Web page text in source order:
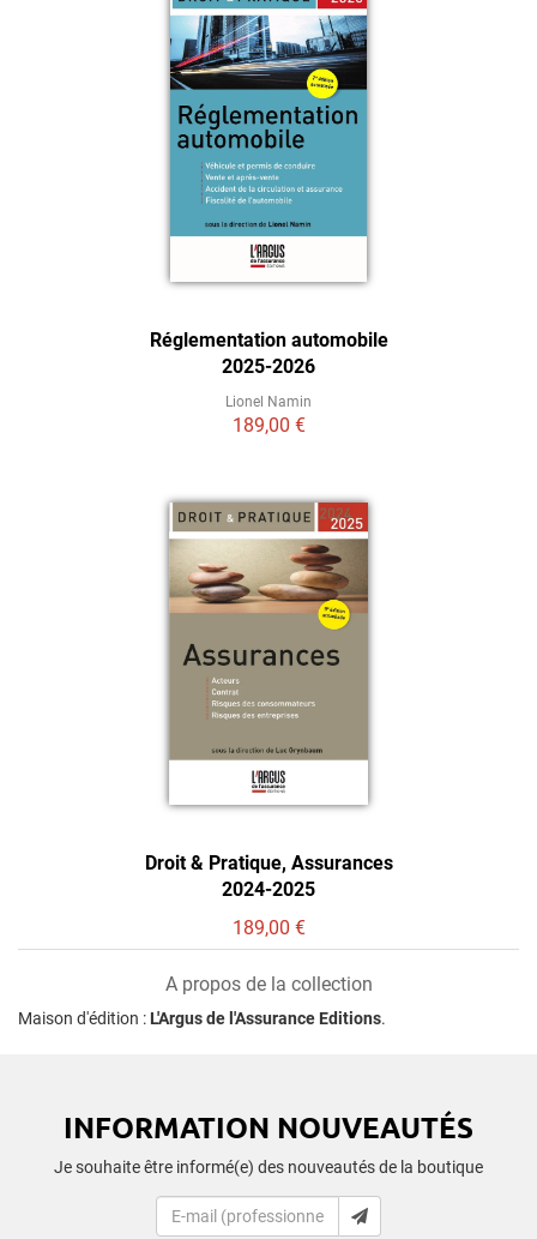
Réglementation automobile
2025-2026
Lionel Namin
189,00 €
Droit & Pratique, Assurances
2024-2025
189,00 €
A propos de la collection
Maison d'édition : L'Argus de l'Assurance Editions.
INFORMATION NOUVEAUTÉS
Je souhaite être informé(e) des nouveautés de la boutique